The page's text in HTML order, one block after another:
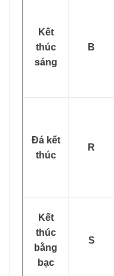
Kết
thúc
sáng
B
Đá kết
thúc
R
Kết
thúc
bằng
bạc
S